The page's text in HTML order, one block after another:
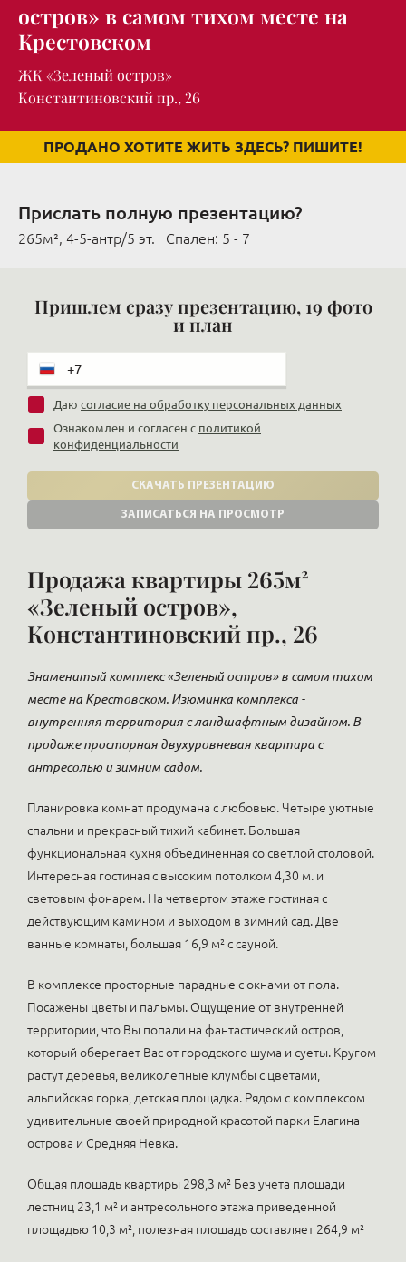
остров» в самом тихом месте на
Крестовском
ЖК «Зеленый остров»
Константиновский пр., 26
ПРОДАНО ХОТИТЕ ЖИТЬ ЗДЕСЬ? ПИШИТЕ!
Прислать полную презентацию?
265м², 4-5-антр/5 эт. Cпален: 5 - 7
Пришлем сразу презентацию, 19 фото
и план
Даю согласие на обработку персональных данных
Ознакомлен и согласен с политикой
конфиденциальности
СКАЧАТЬ ПРЕЗЕНТАЦИЮ
ЗАПИСАТЬСЯ НА ПРОСМОТР
Продажа квартиры 265м²
«Зеленый остров»,
Константиновский пр., 26
Знаменитый комплекс «Зеленый остров» в самом тихом
месте на Крестовском. Изюминка комплекса -
внутренняя территория с ландшафтным дизайном. В
продаже просторная двухуровневая квартира с
антресолью и зимним садом.
Планировка комнат продумана с любовью. Четыре уютные
спальни и прекрасный тихий кабинет. Большая
функциональная кухня объединенная со светлой столовой.
Интересная гостиная с высоким потолком 4,30 м. и
световым фонарем. На четвертом этаже гостиная с
действующим камином и выходом в зимний сад. Две
ванные комнаты, большая 16,9 м² с сауной.
В комплексе просторные парадные с окнами от пола.
Посажены цветы и пальмы. Ощущение от внутренней
территории, что Вы попали на фантастический остров,
который оберегает Вас от городского шума и суеты. Кругом
растут деревья, великолепные клумбы с цветами,
альпийская горка, детская площадка. Рядом с комплексом
удивительные своей природной красотой парки Елагина
острова и Средняя Невка.
Общая площадь квартиры 298,3 м² Без учета площади
лестниц 23,1 м² и антресольного этажа приведенной
площадью 10,3 м², полезная площадь составляет 264,9 м²